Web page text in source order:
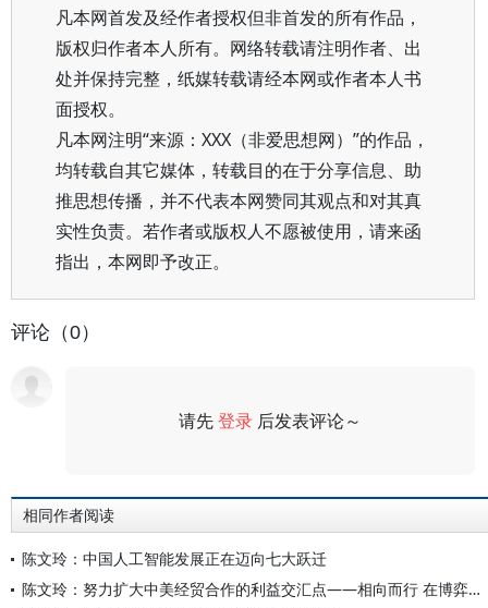
凡本网首发及经作者授权但非首发的所有作品，
版权归作者本人所有。网络转载请注明作者、出
处并保持完整，纸媒转载请经本网或作者本人书
面授权。
凡本网注明“来源：XXX（非爱思想网）”的作品，
均转载自其它媒体，转载目的在于分享信息、助
推思想传播，并不代表本网赞同其观点和对其真
实性负责。若作者或版权人不愿被使用，请来函
指出，本网即予改正。
评论（0）
请先登录 后发表评论～
相同作者阅读
陈文玲：中国人工智能发展正在迈向七大跃迁
陈文玲：努力扩大中美经贸合作的利益交汇点——相向而行 在博弈中实现共生